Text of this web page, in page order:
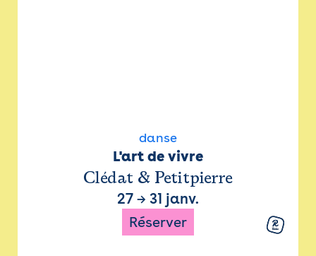
danse
L'art de vivre
Clédat & Petitpierre
27 → 31 janv.
Réserver